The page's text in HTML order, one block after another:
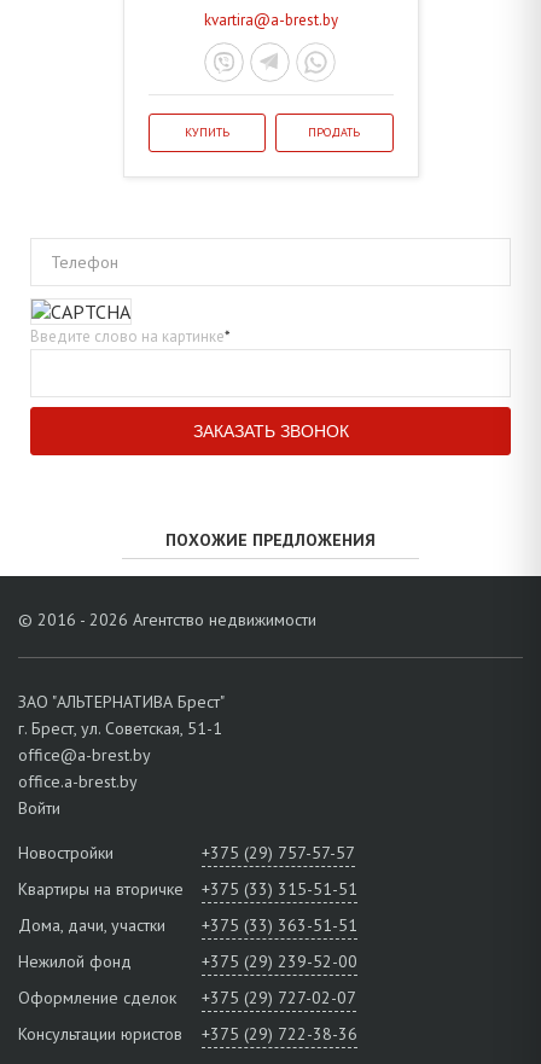
kvartira@a-brest.by
КУПИТЬ ПРОДАТЬ
Телефон
Введите слово на картинке*
ПОХОЖИЕ ПРЕДЛОЖЕНИЯ
© 2016 - 2026 Агентство недвижимости
ЗАО "АЛЬТЕРНАТИВА Брест"
г. Брест, ул. Советская, 51-1
office@a-brest.by
office.a-brest.by
Войти
Новостройки
+375 (29) 757-57-57
Квартиры на вторичке
+375 (33) 315-51-51
Дома, дачи, участки
+375 (33) 363-51-51
Нежилой фонд
+375 (29) 239-52-00
Оформление сделок
+375 (29) 727-02-07
Консультации юристов
+375 (29) 722-38-36